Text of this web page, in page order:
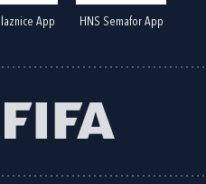
App HNS Semafor App